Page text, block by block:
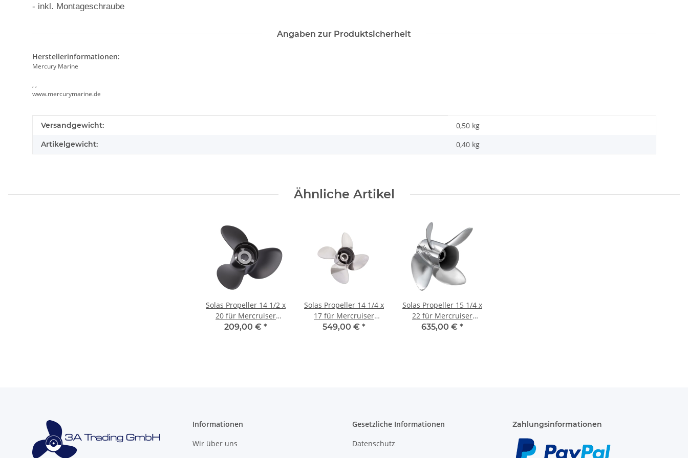
- inkl. Montageschraube
Angaben zur Produktsicherheit
Herstellerinformationen:
Mercury Marine
, ,
www.mercurymarine.de
Produkteigenschaft
Wert
Versandgewicht: 0,50 kg
Artikelgewicht: 0,40 kg
Ähnliche Artikel
Solas Propeller 14 1/2 x
20 für Mercruiser
Alpha One & Bravo 1
209,00 € *
Solas Propeller 14 1/4 x
17 für Mercruiser
Alpha & Bravo 1 One 4
549,00 € *
Solas Propeller 15 1/4 x
22 für Mercruiser
Alpha One & Bravo 1
635,00 € *
Informationen
Wir über uns
Gesetzliche Informationen
Datenschutz
Zahlungsinformationen